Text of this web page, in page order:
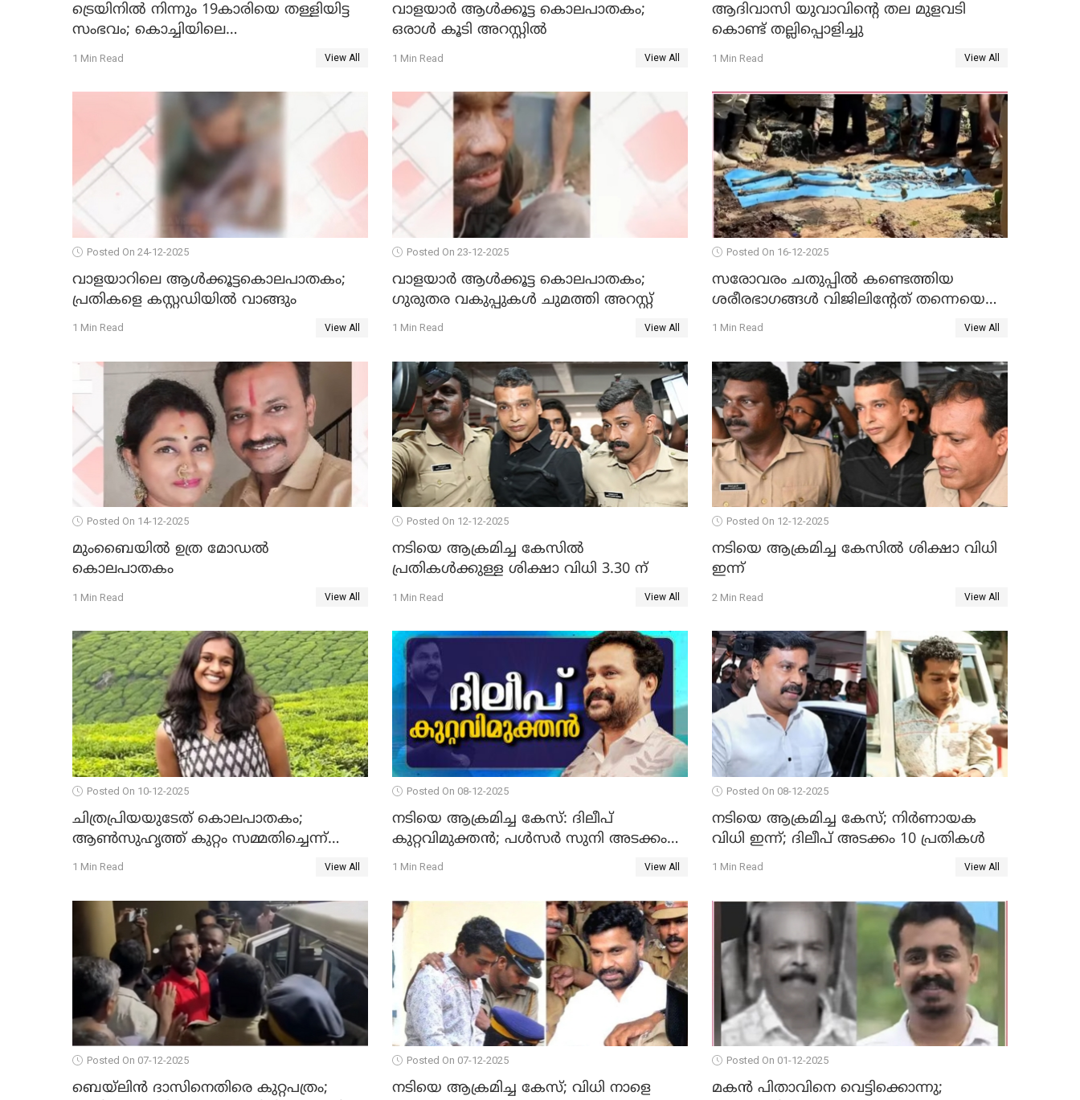
ട്രെയിനില്‍ നിന്നും 19കാരിയെ തള്ളിയിട്ട
സംഭവം; കൊച്ചിയിലെ
ആശുപത്രിയിലേക്ക് മാറ്റി
1 Min Read View All
വാളയാര്‍ ആള്‍ക്കൂട്ട കൊലപാതകം;
ഒരാള്‍ കൂടി അറസ്റ്റില്‍
1 Min Read View All
ആദിവാസി യുവാവിന്റെ തല മുളവടി
കൊണ്ട് തല്ലിപ്പൊളിച്ചു
1 Min Read View All
Posted On 24-12-2025
വാളയാറിലെ ആൾക്കൂട്ടകൊലപാതകം;
പ്രതികളെ കസ്റ്റഡിയില്‍ വാങ്ങും
1 Min Read View All
Posted On 23-12-2025
വാളയാർ ആൾക്കൂട്ട കൊലപാതകം;
ഗുരുതര വകുപ്പുകൾ ചുമത്തി അറസ്റ്റ്
1 Min Read View All
Posted On 16-12-2025
സരോവരം ചതുപ്പിൽ കണ്ടെത്തിയ
ശരീരഭാഗങ്ങൾ വിജിലിൻ്റേത് തന്നെയെന്ന്
ഡി.എൻ.എ പരിശോധനയിൽ
1 Min Read View All
Posted On 14-12-2025
മുംബൈയില്‍ ഉത്ര മോഡല്‍
കൊലപാതകം
1 Min Read View All
Posted On 12-12-2025
നടിയെ ആക്രമിച്ച കേസില്‍
പ്രതികള്‍ക്കുള്ള ശിക്ഷാ വിധി 3.30 ന്
1 Min Read View All
Posted On 12-12-2025
നടിയെ ആക്രമിച്ച കേസിൽ ശിക്ഷാ വിധി
ഇന്ന്
2 Min Read View All
Posted On 10-12-2025
ചിത്രപ്രിയയുടേത് കൊലപാതകം;
ആണ്‍സുഹൃത്ത് കുറ്റം സമ്മതിച്ചെന്ന്
പൊലീസ്
1 Min Read View All
Posted On 08-12-2025
നടിയെ ആക്രമിച്ച കേസ്: ദിലീപ്
കുറ്റവിമുക്തന്‍; പള്‍സര്‍ സുനി അടക്കം
ആറു പ്രതികള്‍ കുറ്റക്കാര്‍; ശിക്ഷവിധി 12
1 Min Read View All
Posted On 08-12-2025
നടിയെ ആക്രമിച്ച കേസ്; നിർണായക
വിധി ഇന്ന്; ദിലീപ് അടക്കം 10 പ്രതികൾ
1 Min Read View All
Posted On 07-12-2025
ബെയ്‌ലിന്‍ ദാസിനെതിരെ കുറ്റപത്രം;
Posted On 07-12-2025
നടിയെ ആക്രമിച്ച കേസ്; വിധി നാളെ
Posted On 01-12-2025
മകൻ പിതാവിനെ വെട്ടിക്കൊന്നു;